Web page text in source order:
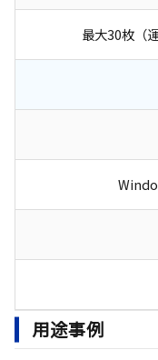
最大30枚（
用途事例